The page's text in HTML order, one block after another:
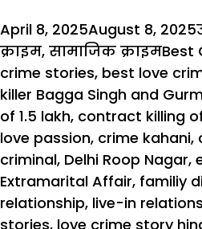
Posted
on
April 8, 2025August 8, 2025
क्राइम, सामाजिक क्राइमTags
Best
crime stories, best love
killer Bagga Singh and
of 1.5 lakh, contract killing
love passion, crime kahani,
criminal, Delhi Roop Nagar,
Extramarital Affair, familiy
relationship, live-in
stories, love crime story